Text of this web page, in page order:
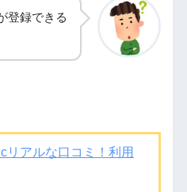
登録できる
リアルな口コミ！利用